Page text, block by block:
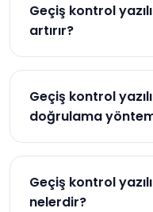
sistemdir.
Geçiş kontrol
artırır?
Yetkisiz erişimleri
artırır.
Geçiş kontrol
doğrulama
Kart okuma, parmak
Geçiş kontrol
nelerdir?